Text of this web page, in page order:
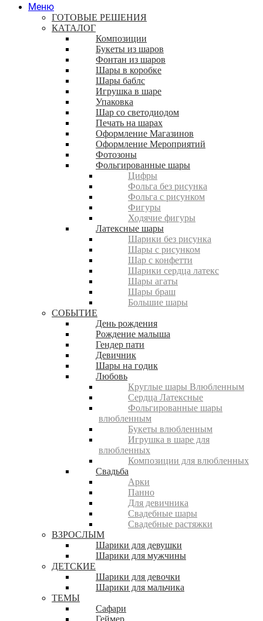
Меню
ГОТОВЫЕ РЕШЕНИЯ
КАТАЛОГ
Композиции
Букеты из шаров
Фонтан из шаров
Шары в коробке
Шары баблс
Игрушка в шаре
Упаковка
Шар со светодиодом
Печать на шарах
Оформление Магазинов
Оформление Мероприятий
Фотозоны
Фольгированные шары
Цифры
Фольга без рисунка
Фольга с рисунком
Фигуры
Ходячие фигуры
Латексные шары
Шарики без рисунка
Шары с рисунком
Шар с конфетти
Шарики сердца латекс
Шары агаты
Шары браш
Большие шары
СОБЫТИЕ
День рождения
Рождение малыша
Гендер пати
Девичник
Шары на годик
Любовь
Круглые шары Влюбленным
Сердца Латексные
Фольгированные шары
влюбленным
Букеты влюбленным
Игрушка в шаре для
влюбленных
Композиции для влюбленных
Свадьба
Арки
Панно
Для девичника
Свадебные шары
Свадебные растяжки
ВЗРОСЛЫМ
Шарики для девушки
Шарики для мужчины
ДЕТСКИЕ
Шарики для девочки
Шарики для мальчика
ТЕМЫ
Сафари
Геймер